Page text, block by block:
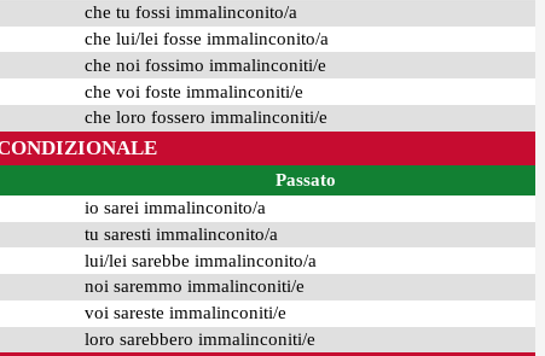
che tu fossi immalinconito/a
che lui/lei fosse immalinconito/a
che noi fossimo immalinconiti/e
che voi foste immalinconiti/e
che loro fossero immalinconiti/e
Passato
io sarei immalinconito/a
tu saresti immalinconito/a
lui/lei sarebbe immalinconito/a
noi saremmo immalinconiti/e
voi sareste immalinconiti/e
loro sarebbero immalinconiti/e